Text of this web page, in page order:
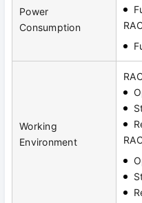
Power
Consumption
Working
Environment